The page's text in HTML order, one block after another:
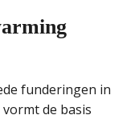
funderingen in
de basis